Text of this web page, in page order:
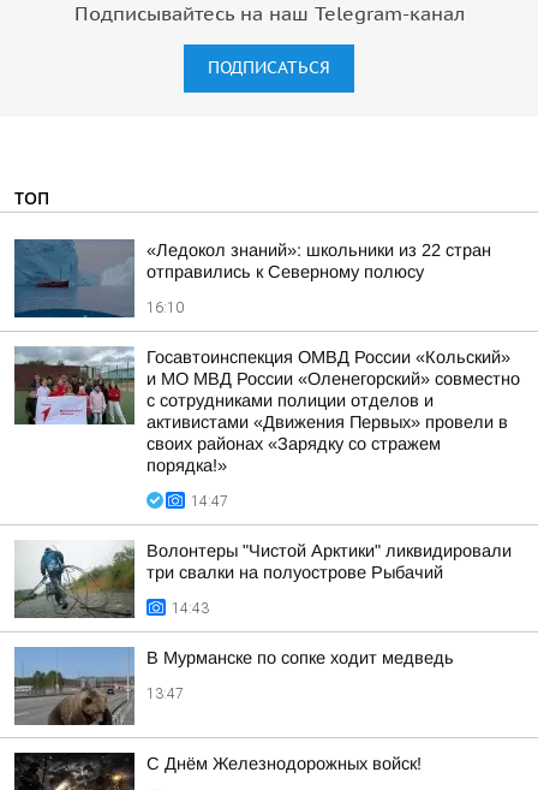
Подписывайтесь на наш Telegram-канал
ПОДПИСАТЬСЯ
ТОП
«Ледокол знаний»: школьники из 22 стран
отправились к Северному полюсу
16:10
Госавтоинспекция ОМВД России «Кольский»
и МО МВД России «Оленегорский» совместно
с сотрудниками полиции отделов и
активистами «Движения Первых» провели в
своих районах «Зарядку со стражем
порядка!»
14:47
Волонтеры "Чистой Арктики" ликвидировали
три свалки на полуострове Рыбачий
14:43
В Мурманске по сопке ходит медведь
13:47
С Днём Железнодорожных войск!